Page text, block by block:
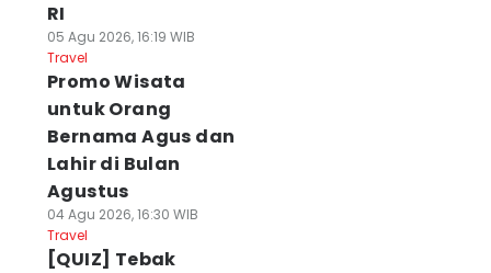
RI
05 Agu 2026, 16:19 WIB
Travel
Promo Wisata
untuk Orang
Bernama Agus dan
Lahir di Bulan
Agustus
04 Agu 2026, 16:30 WIB
Travel
[QUIZ] Tebak